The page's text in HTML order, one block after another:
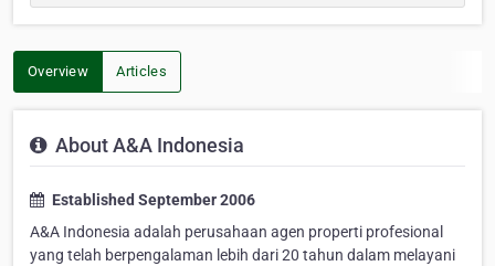
Overview Articles
About A&A Indonesia
Established September 2006
A&A Indonesia adalah perusahaan agen properti profesional
yang telah berpengalaman lebih dari 20 tahun dalam melayani